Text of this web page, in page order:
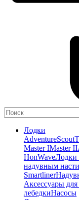
Лодки
AdventureScout
Master IMaster II
HonWaveЛодки
надувным
Smartliner
Аксессуары
лебедкиНасосы